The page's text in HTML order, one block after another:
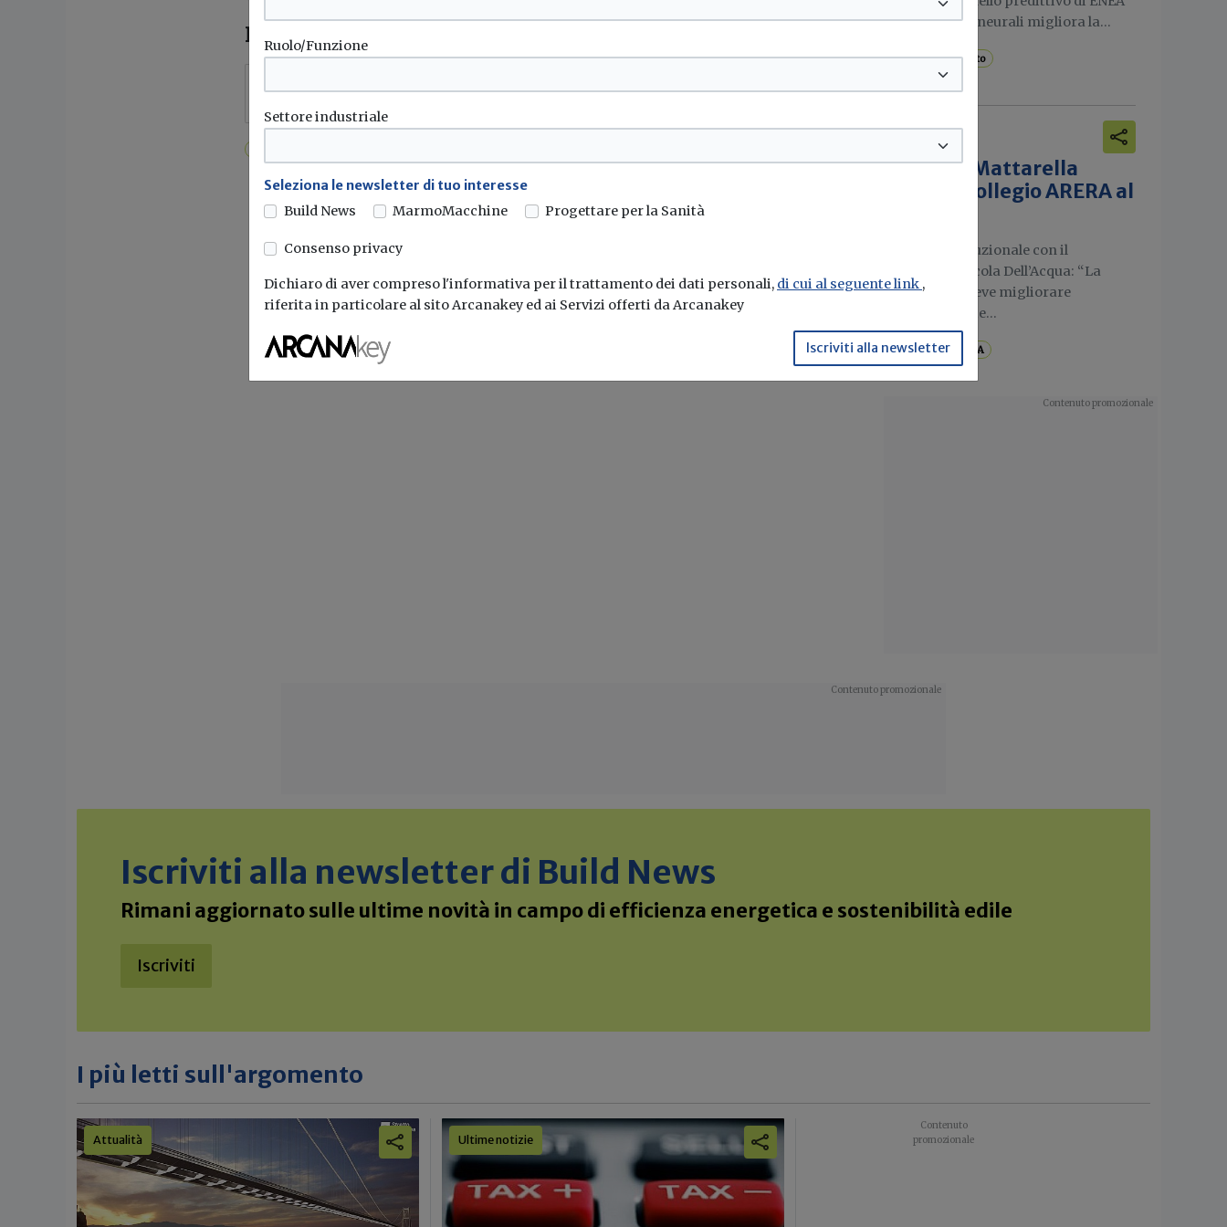
IN ALLEGATO
Scarica Arera-segnalazione-568-22.pdf
basato su reti neurali migliora la...
Teleriscaldamento
Energia, Mattarella
riceve il Collegio ARERA al
Incontro istituzionale con il
Presidente Nicola Dell’Acqua: “La
regolazione deve migliorare
concretamente...
Energia ARERA
Iscriviti alla newsletter di Build News
Rimani aggiornato sulle ultime novità in campo di efficienza energetica e sostenibilità edile
Iscriviti
I più letti sull'argomento
Attualità Ultime notizie
Ruolo/Funzione
Settore industriale
Seleziona le newsletter di tuo interesse
Build News
MarmoMacchine Progettare per la Sanità
Consenso privacy
Dichiaro di aver compreso l'informativa per il trattamento dei dati personali, di cui al seguente link ,
riferita in particolare al sito Arcanakey ed ai Servizi offerti da Arcanakey
Iscriviti alla newsletter